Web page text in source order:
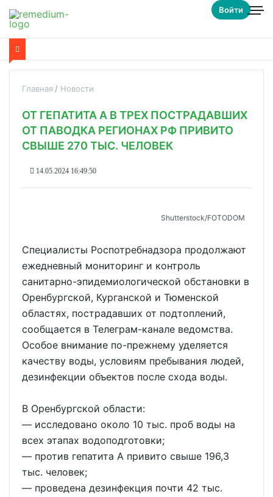
Войти
Главная Новости
ОТ ГЕПАТИТА А В ТРЕХ ПОСТРАДАВШИХ
ОТ ПАВОДКА РЕГИОНАХ РФ ПРИВИТО
СВЫШЕ 270 ТЫС. ЧЕЛОВЕК
14.05.2024 16:49:50
Shutterstoсk/FOTODOM
Специалисты Роспотребнадзора продолжают
ежедневный мониторинг и контроль
санитарно-эпидемиологической обстановки в
Оренбургской, Курганской и Тюменской
областях, пострадавших от подтоплений,
сообщается в Телеграм-канале ведомства.
Особое внимание по-прежнему уделяется
качеству воды, условиям пребывания людей,
дезинфекции объектов после схода воды.
В Оренбургской области:
— исследовано около 10 тыс. проб воды на
всех этапах водоподготовки;
— против гепатита А привито свыше 196,3
тыс. человек;
— проведена дезинфекция почти 42 тыс.